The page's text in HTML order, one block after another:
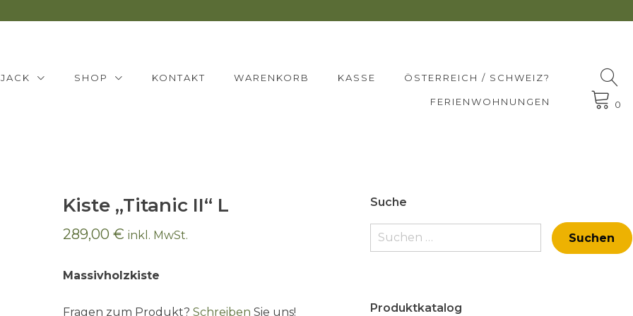
SHOP KONTAKT WARENKORB KASSE ÖSTERREICH / SCHWEIZ?
FERIENWOHNUNGEN 0
Kiste „Titanic II“ L
289,00 € inkl. MwSt.
Massivholzkiste
Fragen zum Produkt? Schreiben Sie uns!
Suche
Suchen
nach:
Produktkatalog